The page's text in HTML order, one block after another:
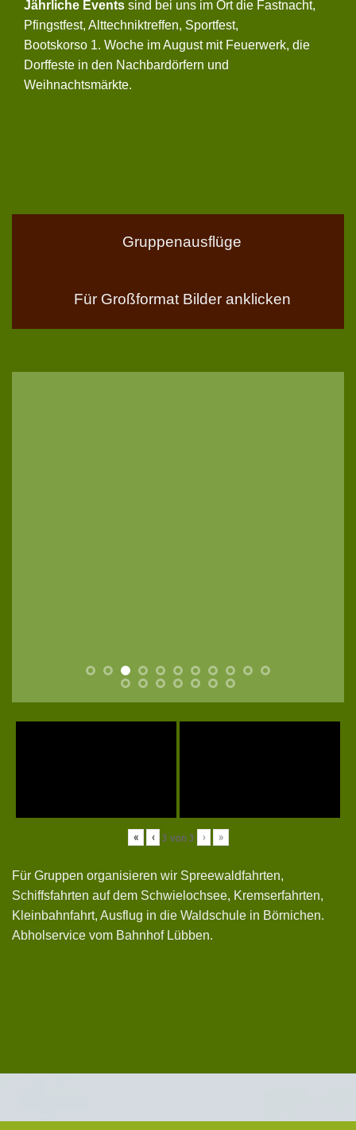
Jährliche Events sind bei uns im Ort die Fastnacht,
Pfingstfest, Alttechniktreffen, Sportfest,
Bootskorso 1. Woche im August mit Feuerwerk, die
Dorffeste in den Nachbardörfern und
Weihnachtsmärkte.
Gruppenausflüge
Für Großformat Bilder anklicken
« ‹ 3 von 3 › »
Für Gruppen organisieren wir Spreewaldfahrten,
Schiffsfahrten auf dem Schwielochsee, Kremserfahrten,
Kleinbahnfahrt, Ausflug in die Waldschule in Börnichen.
Abholservice vom Bahnhof Lübben.